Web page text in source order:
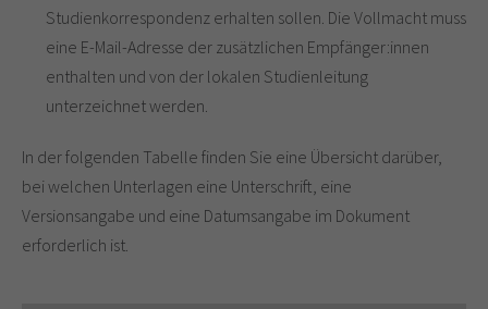
Studienkorrespondenz erhalten sollen. Die Vollmacht muss
eine E-Mail-Adresse der zusätzlichen Empfänger:innen
enthalten und von der lokalen Studienleitung
unterzeichnet werden.
In der folgenden Tabelle finden Sie eine Übersicht darüber,
bei welchen Unterlagen eine Unterschrift, eine
Versionsangabe und eine Datumsangabe im Dokument
erforderlich ist.